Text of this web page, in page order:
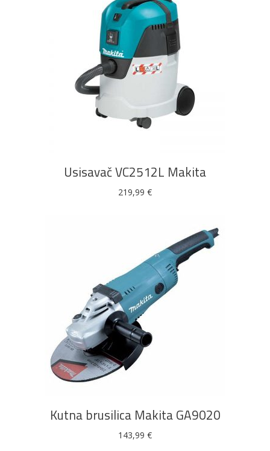
DODAJ U KOŠARICU
Usisavač VC2512L Makita
219,99 €
DODAJ U KOŠARICU
Kutna brusilica Makita GA9020
143,99 €